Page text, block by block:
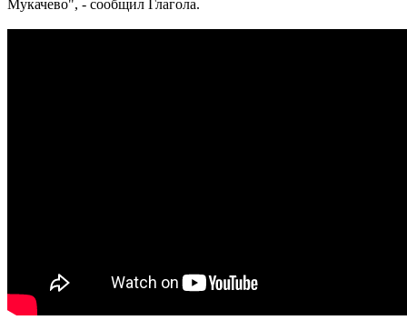
Мукачево", - сообщил Глагола.